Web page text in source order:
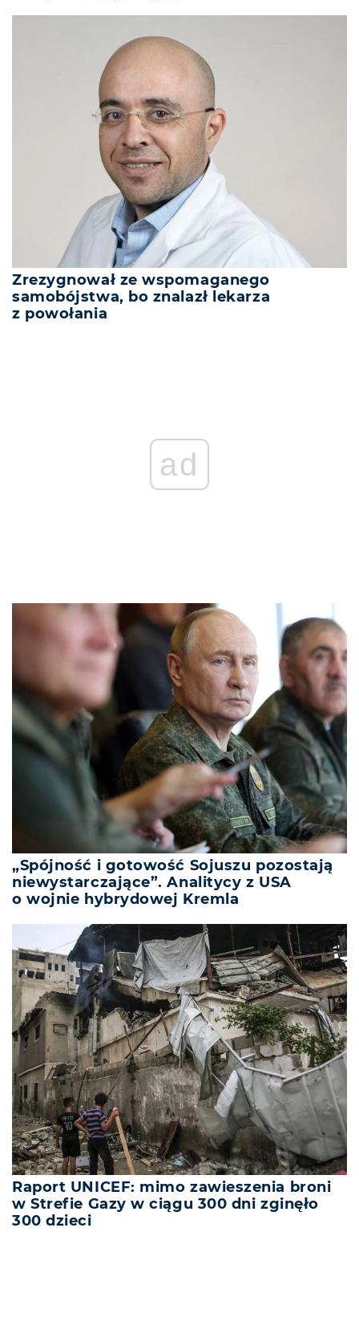
Zrezygnował ze wspomaganego
samobójstwa, bo znalazł lekarza
z powołania
ad
„Spójność i gotowość Sojuszu pozostają
niewystarczające”. Analitycy z USA
o wojnie hybrydowej Kremla
Raport UNICEF: mimo zawieszenia broni
w Strefie Gazy w ciągu 300 dni zginęło
300 dzieci